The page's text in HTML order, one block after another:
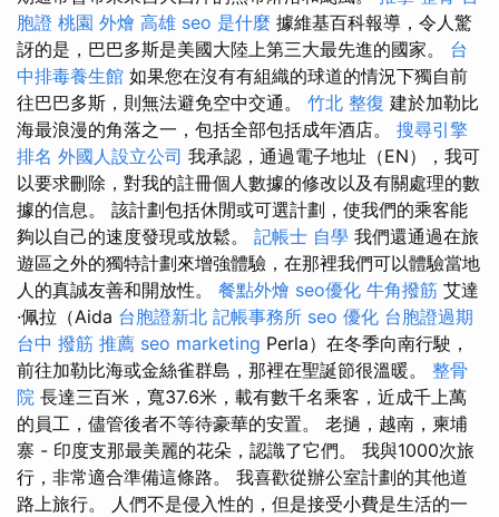
胞證 桃園 外燴 高雄 seo 是什麼 據維基百科報導，令人驚
訝的是，巴巴多斯是美國大陸上第三大最先進的國家。 台
中排毒養生館 如果您在沒有有組織的球道的情況下獨自前
往巴巴多斯，則無法避免空中交通。 竹北 整復 建於加勒比
海最浪漫的角落之一，包括全部包括成年酒店。 搜尋引擎
排名 外國人設立公司 我承認，通過電子地址（EN），我可
以要求刪除，對我的註冊個人數據的修改以及有關處理的數
據的信息。 該計劃包括休閒或可選計劃，使我們的乘客能
夠以自己的速度發現或放鬆。 記帳士 自學 我們還通過在旅
遊區之外的獨特計劃來增強體驗，在那裡我們可以體驗當地
人的真誠友善和開放性。 餐點外燴 seo優化 牛角撥筋 艾達
·佩拉（Aida 台胞證新北 記帳事務所 seo 優化 台胞證過期
台中 撥筋 推薦 seo marketing Perla）在冬季向南行駛，
前往加勒比海或金絲雀群島，那裡在聖誕節很溫暖。 整骨
院 長達三百米，寬37.6米，載有數千名乘客，近成千上萬
的員工，儘管後者不等待豪華的安置。 老撾，越南，柬埔
寨 - 印度支那最美麗的花朵，認識了它們。 我與1000次旅
行，非常適合準備這條路。 我喜歡從辦公室計劃的其他道
路上旅行。 人們不是侵入性的，但是接受小費是生活的一